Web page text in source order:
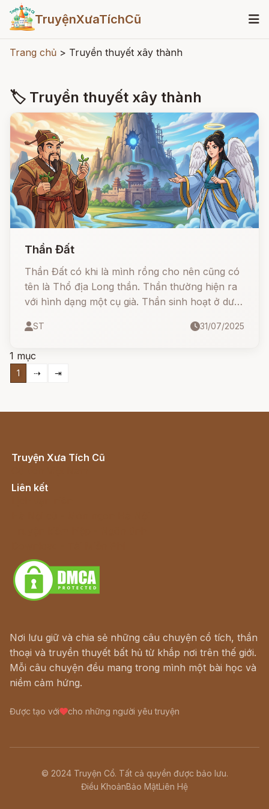
TruyệnXưaTíchCũ
Trang chủ > Truyền thuyết xây thành
🏷 Truyền thuyết xây thành
Thần Đất
Thần Đất có khi là mình rồng cho nên cũng có
tên là Thổ địa Long thần. Thần thường hiện ra
với hình dạng một cụ già. Thần sinh hoạt ở dưới
trần thế.
ST 31/07/2025
1 mục
1 ⇢ ⇥
Truyện Xưa Tích Cũ
Liên kết
Nơi lưu giữ và chia sẻ những câu chuyện cổ tích, thần
thoại và truyền thuyết bất hủ từ khắp nơi trên thế giới.
Mỗi câu chuyện đều mang trong mình một bài học và
niềm cảm hứng.
Được tạo với cho những người yêu truyện
© 2024 Truyện Cổ. Tất cả quyền được bảo lưu.
Điều KhoảnBảo MậtLiên Hệ